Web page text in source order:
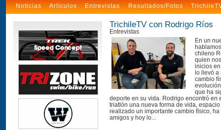
Noticias Artículos Entrevistas Resultados/Fotos
TrichileTV con Rodrigo Ríos
Entrevistas
En un
chileno
quien
inicios
lo llevó
cambio
que ha
deporte en su vida. Rodrigo encontró en
triatlón una nueva forma de vida,
realizado un importante cambio físico,
amigos y hoy lo...